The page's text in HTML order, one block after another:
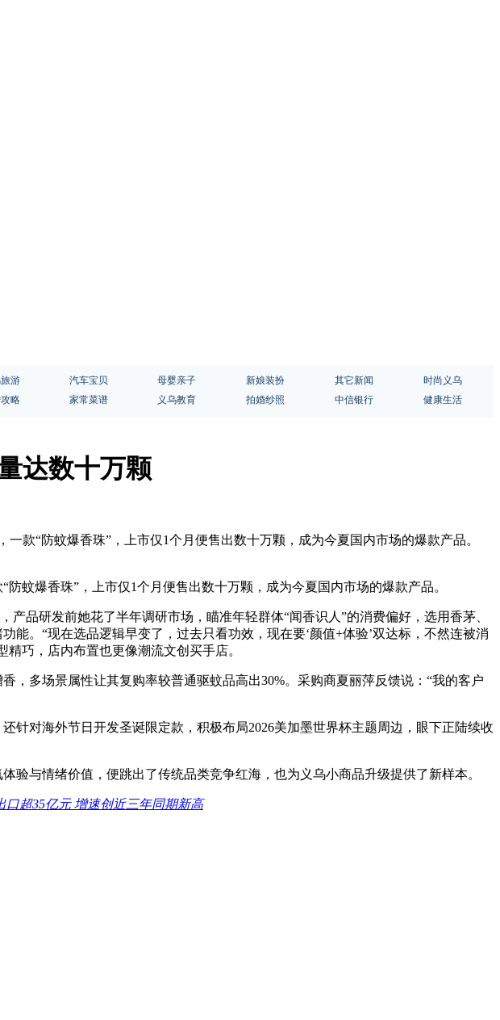
游 汽车宝贝 母婴亲子 新娘装扮 其它新闻
时尚义乌
略 家常菜谱 义乌教育 拍婚纱照 中信银行 健康生活
达数十万颗
款“防蚊爆香珠”，上市仅1个月便售出数十万颗，成为今夏国内市场的爆款产品。
蚊爆香珠”，上市仅1个月便售出数十万颗，成为今夏国内市场的爆款产品。
品研发前她花了半年调研市场，瞄准年轻群体“闻香识人”的消费偏好，选用香茅、
。“现在选品逻辑早变了，过去只看功效，现在要‘颜值+体验’双达标，不然连被消
巧，店内布置也更像潮流文创买手店。
多场景属性让其复购率较普通驱蚊品高出30%。采购商夏丽萍反馈说：“我的客户
针对海外节日开发圣诞限定款，积极布局2026美加墨世界杯主题周边，眼下正陆续收
与情绪价值，便跳出了传统品类竞争红海，也为义乌小商品升级提供了新样本。
口超35亿元 增速创近三年同期新高